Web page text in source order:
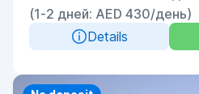
(1-2 дней: AED 430/день)
Details